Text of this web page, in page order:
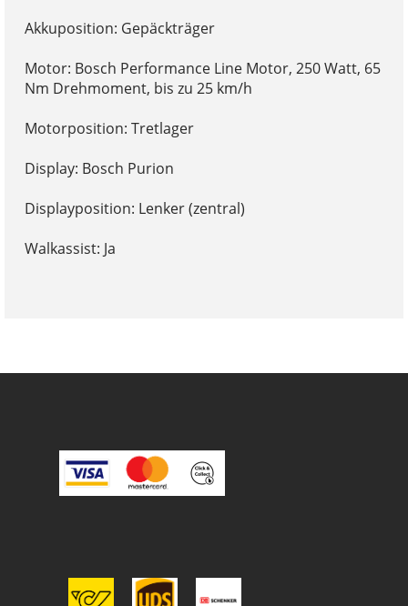
Akkuposition: Gepäckträger
Motor: Bosch Performance Line Motor, 250 Watt, 65
Nm Drehmoment, bis zu 25 km/h
Motorposition: Tretlager
Display: Bosch Purion
Displayposition: Lenker (zentral)
Walkassist: Ja